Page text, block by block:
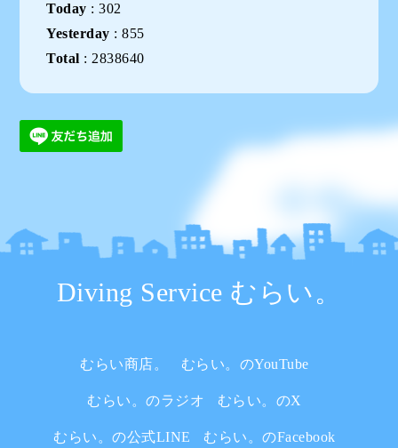
Today :302
Yesterday :855
Total : 2838640
Diving Service むらい。
むらい商店。 むらい。のYouTube
むらい。のラジオ むらい。のX
むらい。の公式LINE むらい。のFacebook